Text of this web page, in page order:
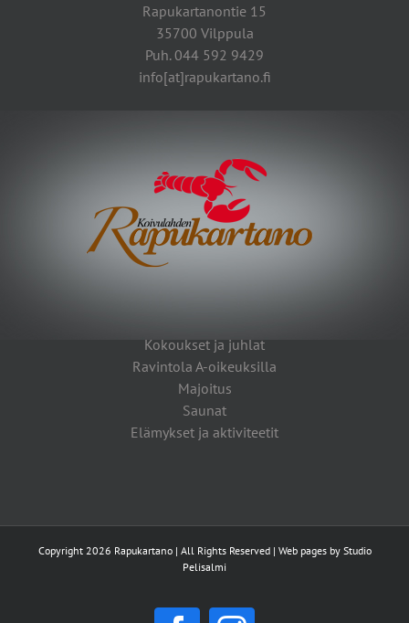
Rapukartanontie 15
35700 Vilppula
Puh. 044 592 9429
info[at]rapukartano.fi
Kokoukset ja juhlat
Ravintola A-oikeuksilla
Majoitus
Saunat
Elämykset ja aktiviteetit
Copyright 2026 Rapukartano | All Rights Reserved | Web pages by Studio
Pelisalmi